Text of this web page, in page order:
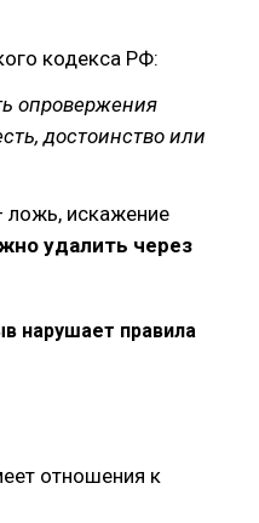
кодекса РФ:
опровержения
достоинство или
ложь, искажение
удалить через
нарушает правила
отношения к